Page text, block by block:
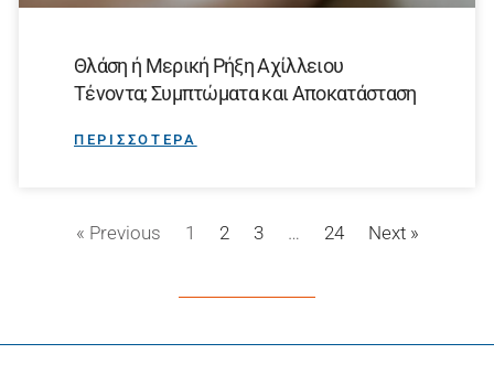
Θλάση ή Μερική Ρήξη Αχίλλειου
Τένοντα; Συμπτώματα και Αποκατάσταση
ΠΕΡΙΣΣΟΤΕΡΑ
« Previous 1 2 3 … 24 Next »